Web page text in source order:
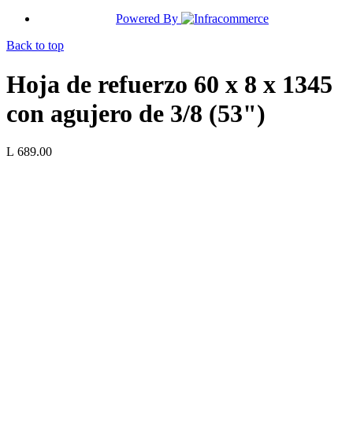
Powered By
Back to top
Hoja de refuerzo 60 x 8 x 1345
con agujero de 3/8 (53")
L 689.00